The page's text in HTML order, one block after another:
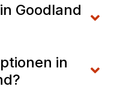
Goodland
in